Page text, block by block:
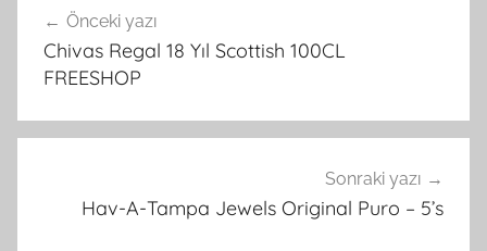
gezinmesi
Önceki yazı
Chivas Regal 18 Yıl Scottish 100CL
FREESHOP
Sonraki yazı
Hav-A-Tampa Jewels Original Puro – 5’s